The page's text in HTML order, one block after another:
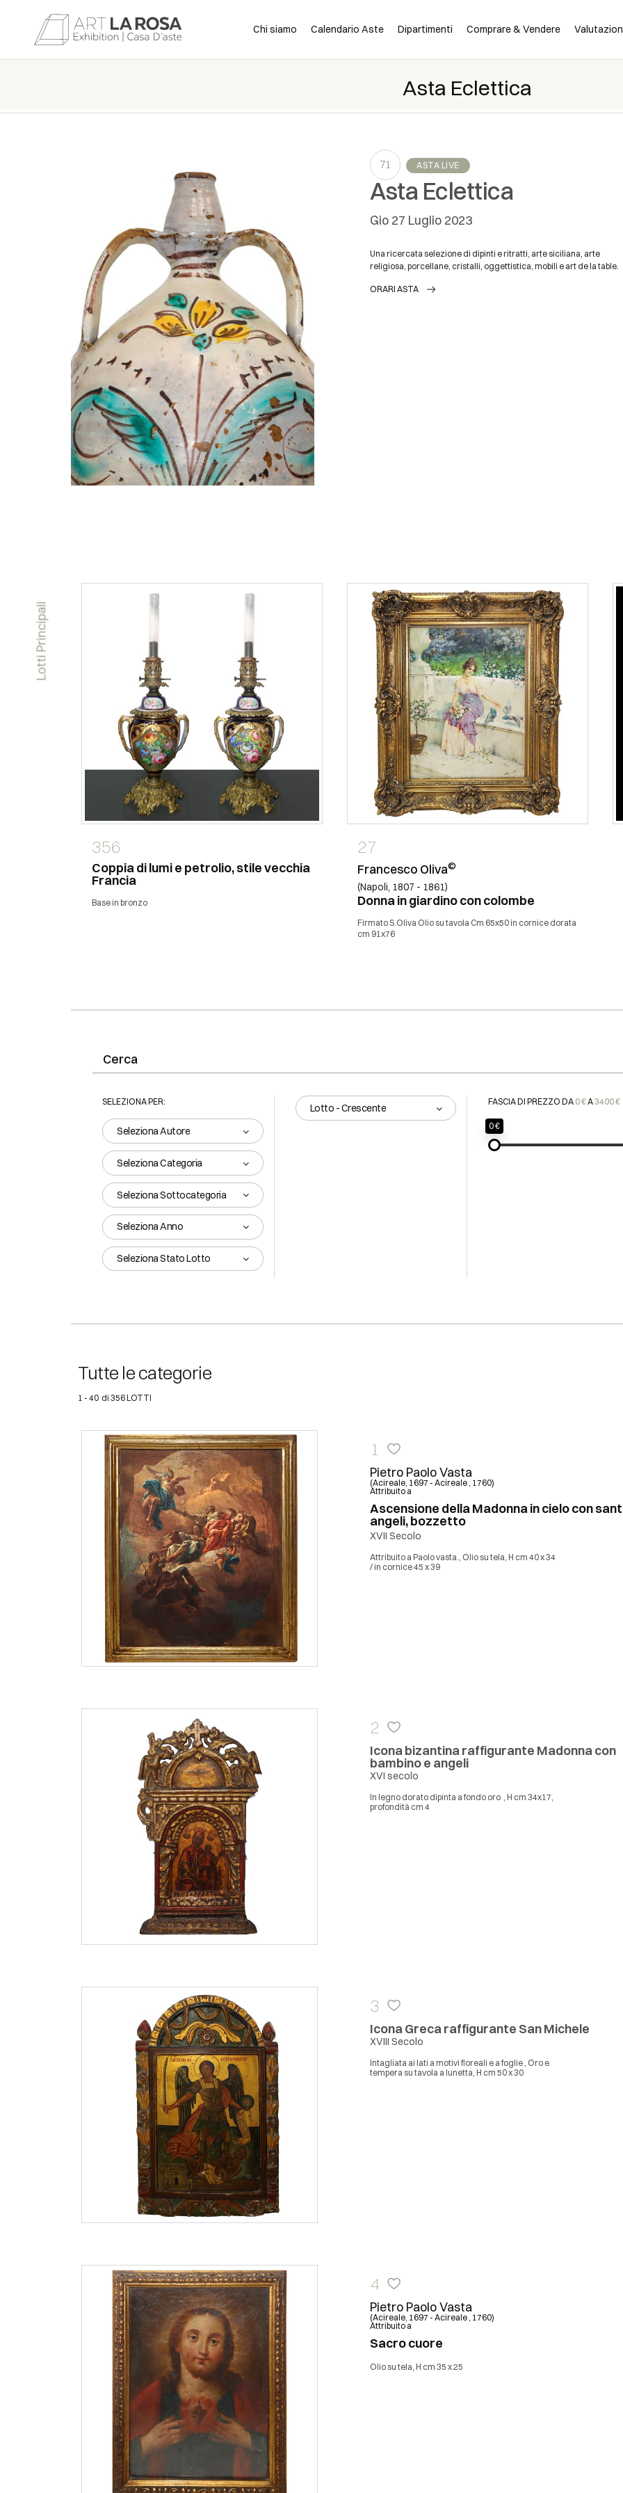
Chi siamo Calendario Aste Dipartimenti Comprare & Vendere
Asta Eclettica
71 ASTA LIVE
Asta Eclettica
gio 27 Luglio 2023
Una ricercata selezione di dipinti e ritratti, arte siciliana, arte
religiosa, porcellane, cristalli, oggettistica, mobili e art de la table.
ORARI ASTA
Lotti Principali
356
Coppia di lumi e petrolio, stile vecchia
Francia
Base in bronzo
27
Francesco Oliva©
(Napoli, 1807 - 1861)
Donna in giardino con colombe
Firmato S.Oliva Olio su tavola Cm 65x50 in cornice dorata
cm 91x76
SELEZIONA PER:
Seleziona Autore
Seleziona Categoria
Seleziona Sottocategoria
Seleziona Anno
Seleziona Stato Lotto
FASCIA DI PREZZO DA0 €A3400 €
0 €
Lotto - Crescente
Tutte le categorie
1 - 40 di 356 LOTTI
1
Pietro Paolo Vasta
(Acireale, 1697 - Acireale , 1760)
Attribuito a
Ascensione della Madonna in cielo con
angeli, bozzetto
XVII Secolo
Attribuito a Paolo vasta., Olio su tela, H cm 40 x 34
/ in cornice 45 x 39
2
Icona bizantina raffigurante Madonna con
bambino e angeli
XVI secolo
In legno dorato dipinta a fondo oro , H cm 34x17,
profondità cm 4
3
Icona Greca raffigurante San Michele
XVIII Secolo
Intagliata ai lati a motivi floreali e a foglie , Oro e
tempera su tavola a lunetta, H cm 50 x 30
4
Pietro Paolo Vasta
(Acireale, 1697 - Acireale , 1760)
Attribuito a
Sacro cuore
Olio su tela, H cm 35 x 25